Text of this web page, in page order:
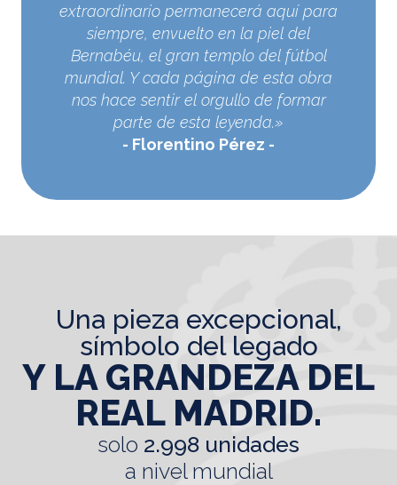
extraordinario permanecerá aquí para
siempre, envuelto en la piel del
Bernabéu, el gran templo del fútbol
mundial. Y cada página de esta obra
nos hace sentir el orgullo de formar
parte de esta leyenda.»
Florentino Pérez
una pieza excepcional,
símbolo del legado
Y LA GRANDEZA DEL
REAL MADRID.
solo 2.998 unidades
a nivel mundial